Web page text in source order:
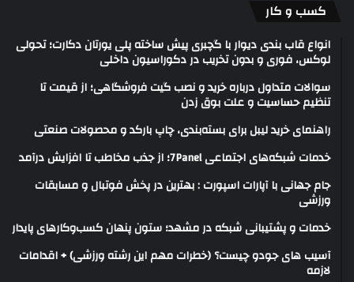
کسب و کار
انواع قاب بندی دیوار با گچبری پیش ساخته پلی یورتان دکارت؛ تحولی
لوکس، فوری و بدون تخریب در دکوراسیون داخلی
سوالات متداول درباره خرید و نصب گیت فروشگاهی؛ از قیمت تا
تنظیم حساسیت و علت بوق زدن
راهنمای خرید لیبل برای بسته‌بندی، چاپ بارکد و محصولات صنعتی
خدمات شبکه‌های اجتماعی 7Panel؛ از جذب مخاطب تا افزایش درآمد
جام جهانی با آپارات اسپورت : بهترین در پخش فوتبال و مسابقات
ورزشی
خدمات و پشتیبانی شبکه در مشهد؛ ستون پنهان کسب‌وکارهای پایدار
آسیب های جودو چیست؟ (خطرات مهم این رشته ورزشی) + اقدامات
لازمه